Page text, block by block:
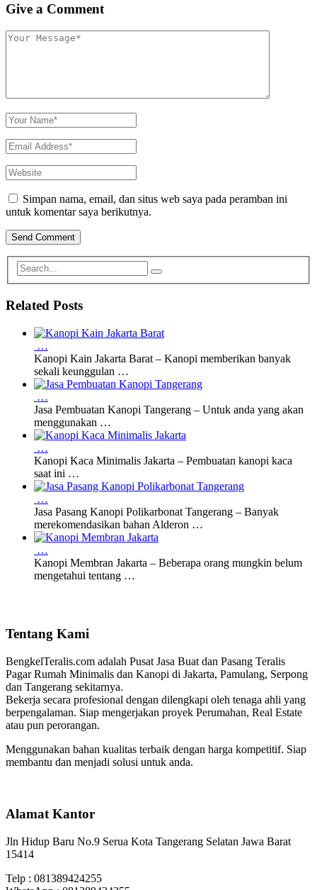
Give a Comment
Simpan nama, email, dan situs web saya pada peramban ini
untuk komentar saya berikutnya.
Related Posts
…
Kanopi Kain Jakarta Barat – Kanopi memberikan banyak
sekali keunggulan …
…
Jasa Pembuatan Kanopi Tangerang – Untuk anda yang akan
menggunakan …
…
Kanopi Kaca Minimalis Jakarta – Pembuatan kanopi kaca
saat ini …
…
Jasa Pasang Kanopi Polikarbonat Tangerang – Banyak
merekomendasikan bahan Alderon …
…
Kanopi Membran Jakarta – Beberapa orang mungkin belum
mengetahui tentang …
Tentang Kami
BengkelTeralis.com adalah Pusat Jasa Buat dan Pasang Teralis
Pagar Rumah Minimalis dan Kanopi di Jakarta, Pamulang, Serpong
dan Tangerang sekitarnya.
Bekerja secara profesional dengan dilengkapi oleh tenaga ahli yang
berpengalaman. Siap mengerjakan proyek Perumahan, Real Estate
atau pun perorangan.
Menggunakan bahan kualitas terbaik dengan harga kompetitif. Siap
membantu dan menjadi solusi untuk anda.
Alamat Kantor
Jln Hidup Baru No.9 Serua Kota Tangerang Selatan Jawa Barat
15414
Telp : 081389424255